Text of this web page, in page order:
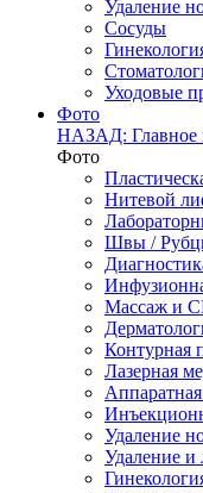
Удаление
Сосуды
Уходовые
Фото
НАЗАД: Главное
Фото
Нитевой
Швы /
Массаж и
Контурная
Лазерная
Удаление
Удаление и